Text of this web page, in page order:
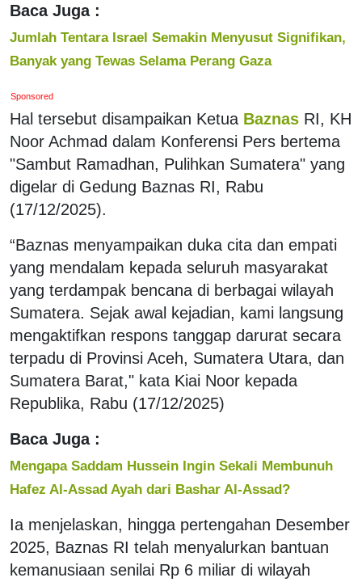
Baca Juga :
Jumlah Tentara Israel Semakin Menyusut Signifikan,
Banyak yang Tewas Selama Perang Gaza
Sponsored
Hal tersebut disampaikan Ketua Baznas RI, KH
Noor Achmad dalam Konferensi Pers bertema
"Sambut Ramadhan, Pulihkan Sumatera" yang
digelar di Gedung Baznas RI, Rabu
(17/12/2025).
“Baznas menyampaikan duka cita dan empati
yang mendalam kepada seluruh masyarakat
yang terdampak bencana di berbagai wilayah
Sumatera. Sejak awal kejadian, kami langsung
mengaktifkan respons tanggap darurat secara
terpadu di Provinsi Aceh, Sumatera Utara, dan
Sumatera Barat," kata Kiai Noor kepada
Republika, Rabu (17/12/2025)
Baca Juga :
Mengapa Saddam Hussein Ingin Sekali Membunuh
Hafez Al-Assad Ayah dari Bashar Al-Assad?
Ia menjelaskan, hingga pertengahan Desember
2025, Baznas RI telah menyalurkan bantuan
kemanusiaan senilai Rp 6 miliar di wilayah